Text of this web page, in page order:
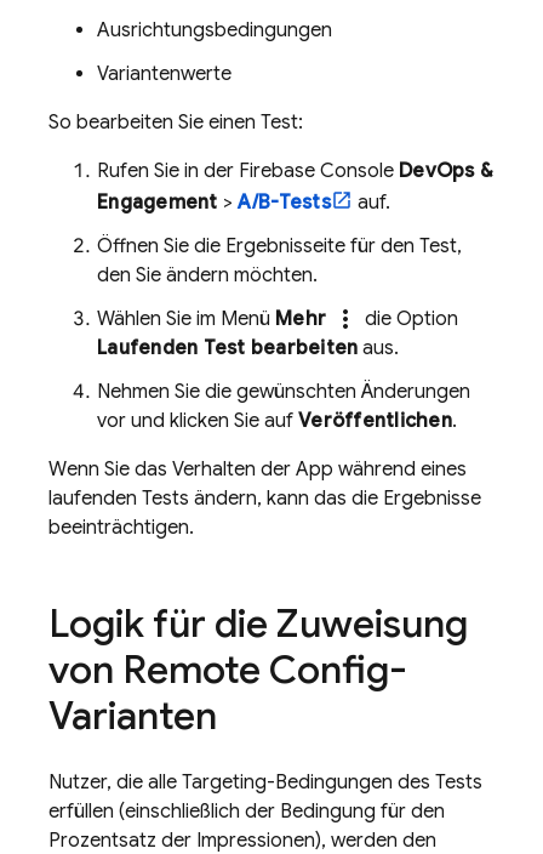
Ausrichtungsbedingungen
Variantenwerte
So bearbeiten Sie einen Test:
Rufen Sie in der Firebase Console DevOps &
Engagement >A/B-Tests
auf.
Öffnen Sie die Ergebnisseite für den Test,
den Sie ändern möchten.
Wählen Sie im Menü Mehr more_vert
die Option
Laufenden Test bearbeiten aus.
Nehmen Sie die gewünschten Änderungen
vor und klicken Sie auf Veröffentlichen.
Wenn Sie das Verhalten der App während eines
laufenden Tests ändern, kann das die Ergebnisse
beeinträchtigen.
Logik für die Zuweisung
von Remote Config-
Varianten
Nutzer, die alle Targeting-Bedingungen des Tests
erfüllen (einschließlich der Bedingung für den
Prozentsatz der Impressionen), werden den